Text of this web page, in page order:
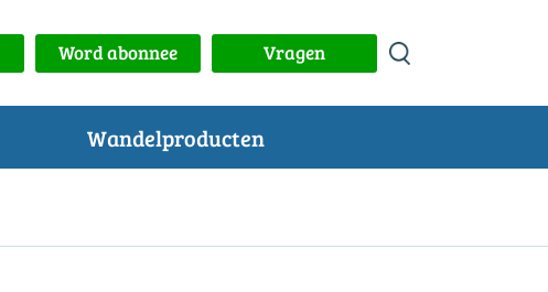
Word abonnee Vragen
Wandelproducten